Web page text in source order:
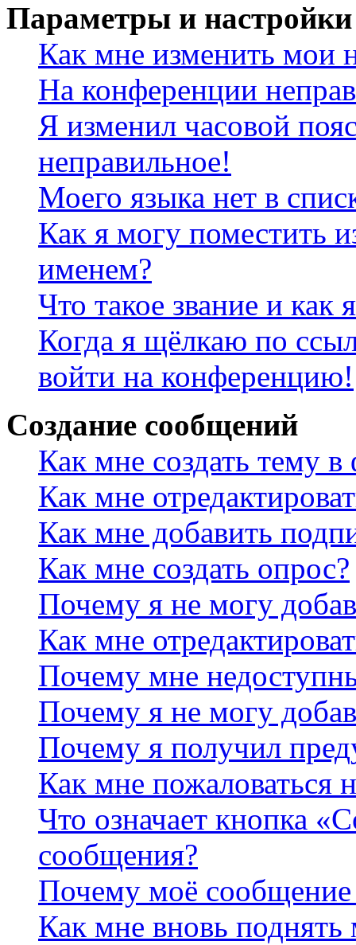
Параметры и настройки
Как мне изменить мои
На конференции
Я изменил часовой
неправильное!
Моего языка нет в
Как я могу поместить
именем?
Что такое звание и как
Когда я щёлкаю по
войти на конференцию!
Создание сообщений
Как мне создать тему
Как мне
Как мне добавить
Как мне создать опрос?
Почему я не могу
Как мне
Почему мне
Почему я не могу
Почему я получил
Как мне пожаловаться
Что означает кнопка
сообщения?
Почему моё сообщение
Как мне вновь